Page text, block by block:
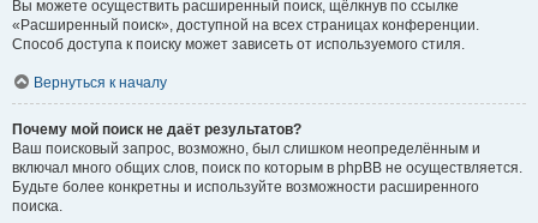
Вы можете осуществить расширенный поиск, щёлкнув по ссылке
«Расширенный поиск», доступной на всех страницах конференции.
Способ доступа к поиску может зависеть от используемого стиля.
Вернуться к началу
Почему мой поиск не даёт результатов?
Ваш поисковый запрос, возможно, был слишком неопределённым и
включал много общих слов, поиск по которым в phpBB не осуществляется.
Будьте более конкретны и используйте возможности расширенного
поиска.